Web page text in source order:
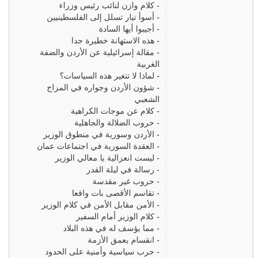
- كلام وازن لنائب رئيس وزراء
- أسوأ تيار تسلل إلى الفلسطينيين
- أجيبوا أيها السادة
- هذه الاستهانة خطيرة جدا
- مقالة إسرائيلية عن الأردن والضفة
الغربية
- لماذا لا تتغير هذه السياسات؟
- شؤون الأردن وجواره في المزاج
الشعبي
- كلام عن موجات الكراهية
- حروب الضلالة والجاهلية
- الأردن وسورية في منطوق الوزير
- العقدة السورية في اجتماعات عمان
- ليست انعزالية يا معالي الوزير
- رسالة في ليلة القدر
- حروب غير مقدسة
- تقاسم الأقصى بات واقعا
- الأمن مقابل الأمن في كلام الوزير
- كلام الوزير أمام السفير
- مما يؤسف له في هذه البلاد
- انقسام يعمق الأزمة
- حرب سياسية وأمنية على الحدود